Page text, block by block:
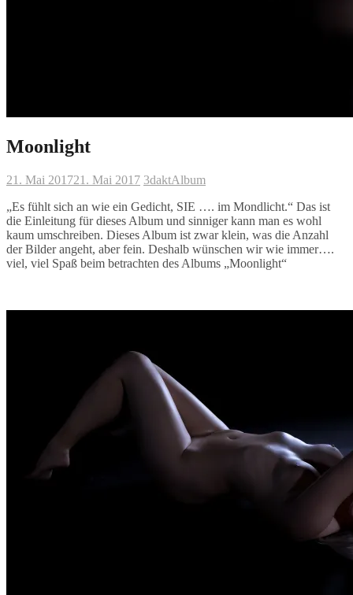
Moonlight
21. Mai 201721. Mai 2017 3daktAlbum
„Es fühlt sich an wie ein Gedicht, SIE …. im Mondlicht.“ Das ist
die Einleitung für dieses Album und sinniger kann man es wohl
kaum umschreiben. Dieses Album ist zwar klein, was die Anzahl
der Bilder angeht, aber fein. Deshalb wünschen wir wie immer….
viel, viel Spaß beim betrachten des Albums „Moonlight“